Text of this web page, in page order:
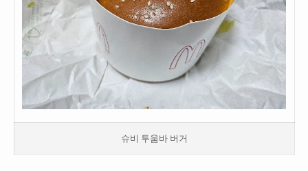
슈비 투움바 버거